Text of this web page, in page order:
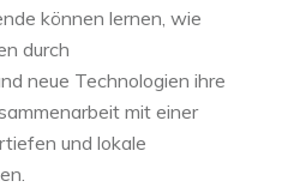
können lernen, wie
durch
neue Technologien ihre
mit einer
und lokale